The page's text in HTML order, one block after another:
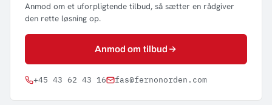
Anmod om et uforpligtende tilbud, så sætter en rådgiver
den rette løsning op.
Anmod om tilbud
+45 43 62 43 16 fas@fernonorden.com